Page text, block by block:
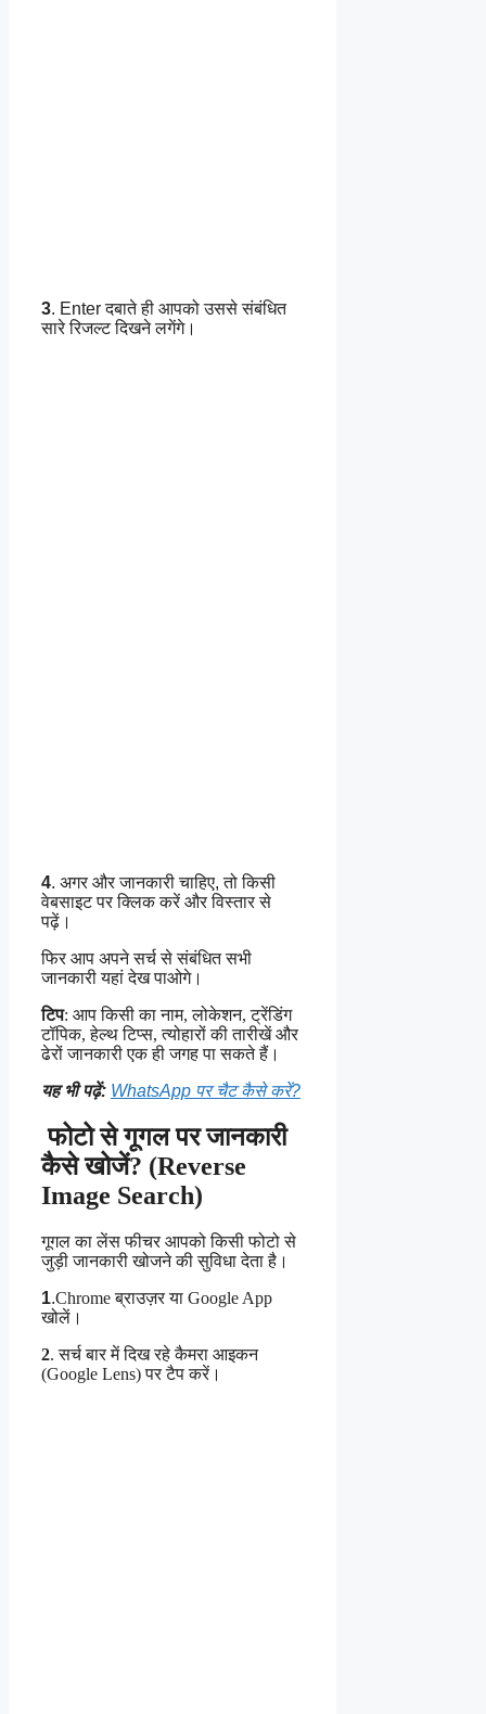
3. Enter दबाते ही आपको उससे संबंधित
सारे रिजल्ट दिखने लगेंगे।
4. अगर और जानकारी चाहिए, तो किसी
वेबसाइट पर क्लिक करें और विस्तार से
पढ़ें।
फिर आप अपने सर्च से संबंधित सभी
जानकारी यहां देख पाओगे।
टिप: आप किसी का नाम, लोकेशन, ट्रेंडिंग
टॉपिक, हेल्थ टिप्स, त्योहारों की तारीखें और
ढेरों जानकारी एक ही जगह पा सकते हैं।
यह भी पढ़ें: WhatsApp पर चैट कैसे करें?
फोटो से गूगल पर जानकारी
कैसे खोजें? (Reverse
Image Search)
गूगल का लेंस फीचर आपको किसी फोटो से
जुड़ी जानकारी खोजने की सुविधा देता है।
1.Chrome ब्राउज़र या Google App
खोलें।
2. सर्च बार में दिख रहे कैमरा आइकन
(Google Lens) पर टैप करें।